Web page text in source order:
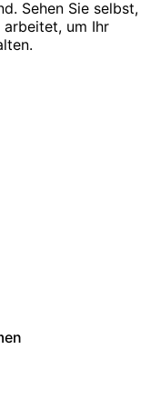
Sehen Sie selbst,
um Ihr